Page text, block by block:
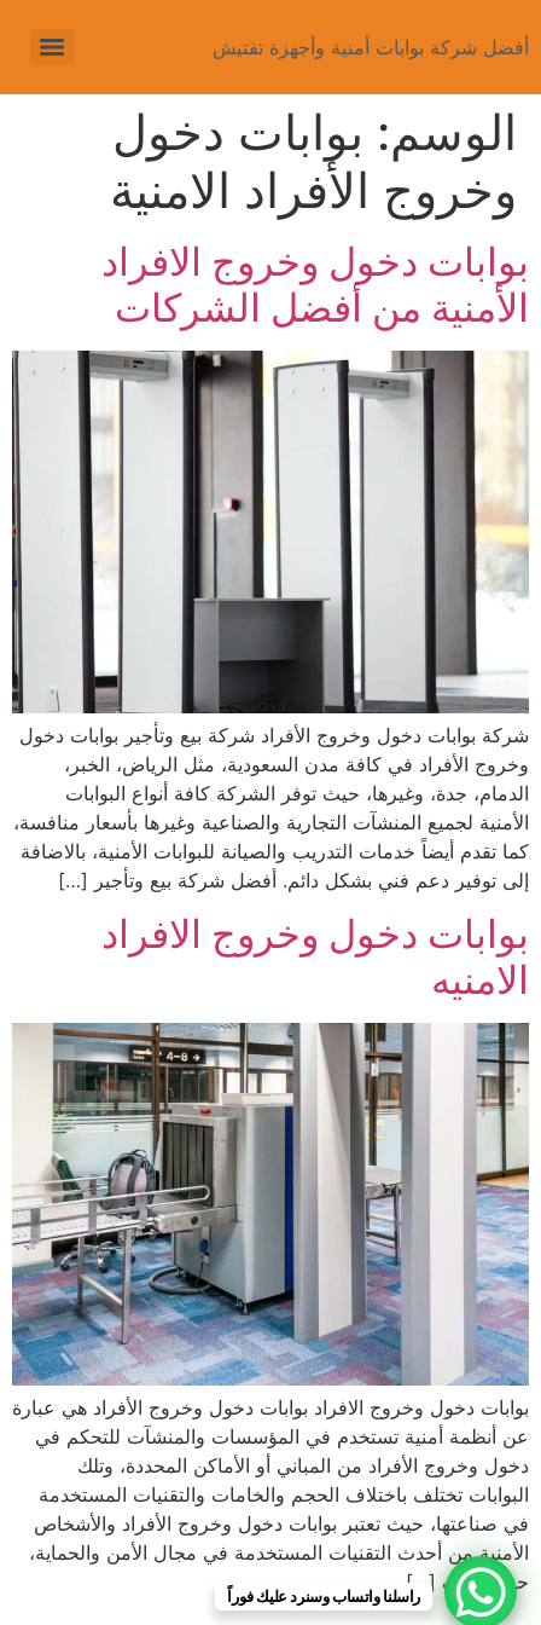
أفضل شركة بوابات أمنية وأجهزة تفتيش
الوسم: بوابات دخول
وخروج الأفراد الامنية
بوابات دخول وخروج الافراد
الأمنية من أفضل الشركات
شركة بوابات دخول وخروج الأفراد شركة بيع وتأجير بوابات دخول
وخروج الأفراد في كافة مدن السعودية، مثل الرياض، الخبر،
الدمام، جدة، وغيرها، حيث توفر الشركة كافة أنواع البوابات
الأمنية لجميع المنشآت التجارية والصناعية وغيرها بأسعار منافسة،
كما تقدم أيضاً خدمات التدريب والصيانة للبوابات الأمنية، بالاضافة
إلى توفير دعم فني بشكل دائم. أفضل شركة بيع وتأجير […]
بوابات دخول وخروج الافراد
الامنيه
بوابات دخول وخروج الافراد بوابات دخول وخروج الأفراد هي عبارة
عن أنظمة أمنية تستخدم في المؤسسات والمنشآت للتحكم في
دخول وخروج الأفراد من المباني أو الأماكن المحددة، وتلك
البوابات تختلف باختلاف الحجم والخامات والتقنيات المستخدمة
في صناعتها، حيث تعتبر بوابات دخول وخروج الأفراد والأشخاص
الأمنية من أحدث التقنيات المستخدمة في مجال الأمن والحماية،
حيث تهدف […]
راسلنا واتساب وسنرد عليك فوراً